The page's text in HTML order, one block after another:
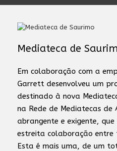
Mediateca de
Em colaboração com a
Garrett desenvolveu um
destinado à nova
na Rede de Mediatecas de
abrangente e exigente,
estreita colaboração entre
Esta é mais uma, de um